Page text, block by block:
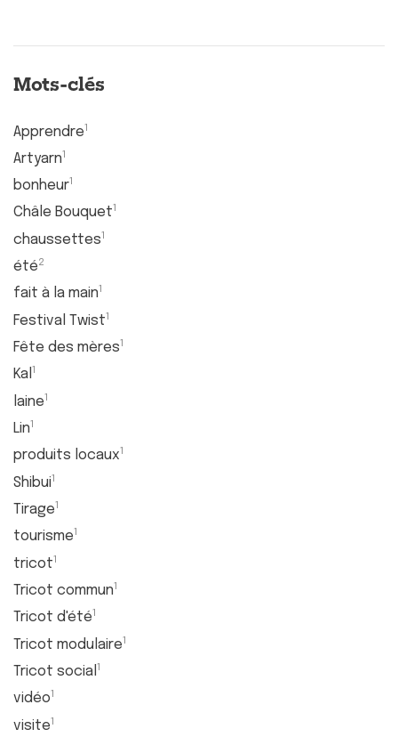
Mots-clés
Apprendre1
Artyarn1
bonheur1
Châle Bouquet1
chaussettes1
été2
fait à la main1
Festival Twist1
Fête des mères1
Kal1
laine1
Lin1
produits locaux1
Shibui1
Tirage1
tourisme1
tricot1
Tricot commun1
Tricot d'été1
Tricot modulaire1
Tricot social 1
vidéo1
visite1